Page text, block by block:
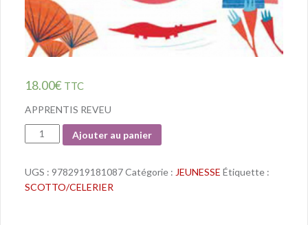
18.00€ TTC
APPRENTIS REVEU
Quantité
Ajouter au panier
UGS : 9782919181087Catégorie : JEUNESSE Étiquette :
SCOTTO/CELERIER